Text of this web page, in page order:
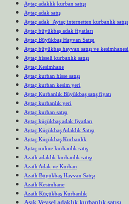
Aytaç adaklık kurban satışı
Aytaç adak satış
Aytaç adak Aytaç internetten kurbanlık satışı
Aytaç büyükbaş adak fiyatları
Aytaç Büyükbaş Hayvan Satışı
Aytaç büyükbaş hayvan satışı ve kesimhanesi
Aytaç hisseli kurbanlık satışı
Aytaç Kesimhane
Aytaç kurban hisse satışı
Aytaç kurban kesim yeri
Aytaç Kurbanlık Büyükbaş satış fiyatı
Aytaç kurbanlık yeri
Aytaç kurban satışı
Aytaç küçükbaş adak fiyatları
Aytaç Küçükbaş Adaklık Satışı
Aytaç Küçükbaş Kurbanlık
Aytaç online kurbanlık satış
Azatlı adaklık kurbanlık satışı
Azatlı Adak ve Kurban
Azatlı Büyükbaş Hayvan Satışı
Azatlı Kesimhane
Azatlı Küçükbaş Kurbanlık
Aşık Veysel adaklık kurbanlık satışı